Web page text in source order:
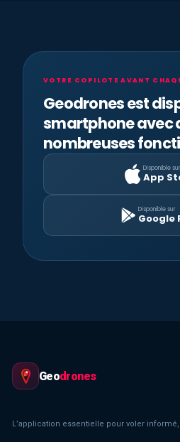
VOTRE COPILOTE AVANT
Geodrones est
smartphone avec
nombreuses
Disponible sur
App
Disponible sur
Google
Geodrones
L’application essentielle pour voler